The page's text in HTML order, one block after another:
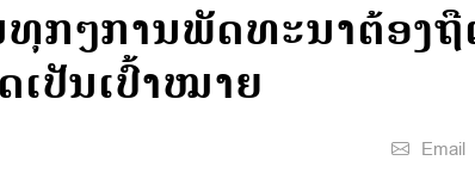
ກໆການພັດທະນາຕ້ອງຖື
ເປັນເປົ້າໝາຍ
Email